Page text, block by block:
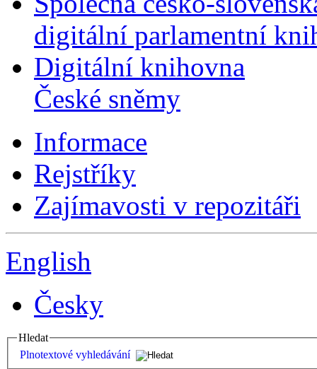
digitální parlamentní
Digitální knihovna
České sněmy
Informace
Rejstříky
Zajímavosti v repozitáři
English
Česky
Hledat
Plnotextové vyhledávání